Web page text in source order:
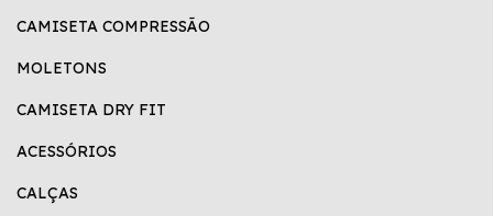
CAMISETA COMPRESSÃO
MOLETONS
CAMISETA DRY FIT
ACESSÓRIOS
CALÇAS